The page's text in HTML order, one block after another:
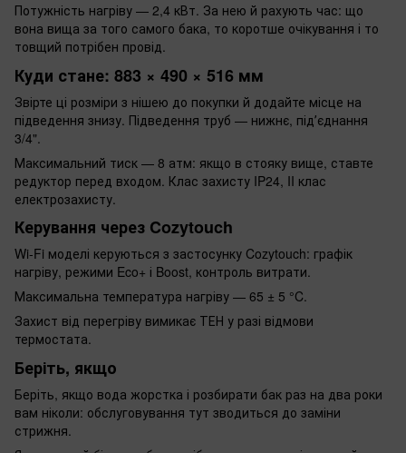
Потужність нагріву — 2,4 кВт. За нею й рахують час: що
вона вища за того самого бака, то коротше очікування і то
товщий потрібен провід.
Куди стане: 883 × 490 × 516 мм
Звірте ці розміри з нішею до покупки й додайте місце на
підведення знизу. Підведення труб — нижнє, підʼєднання
3/4".
Максимальний тиск — 8 атм: якщо в стояку вище, ставте
редуктор перед входом. Клас захисту IP24, II клас
електрозахисту.
Керування через Cozytouch
Wi-Fi моделі керуються з застосунку Cozytouch: графік
нагріву, режими Eco+ і Boost, контроль витрати.
Максимальна температура нагріву — 65 ± 5 °C.
Захист від перегріву вимикає ТЕН у разі відмови
термостата.
Беріть, якщо
Беріть, якщо вода жорстка і розбирати бак раз на два роки
вам ніколи: обслуговування тут зводиться до заміни
стрижня.